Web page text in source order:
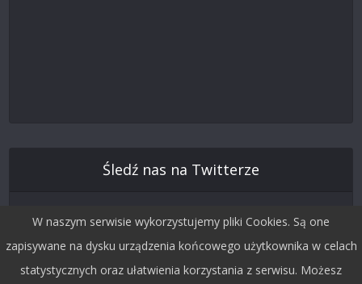
Śledź nas na Twitterze
W naszym serwisie wykorzystujemy pliki Cookies. Są one
zapisywane na dysku urządzenia końcowego użytkownika w celach
statystycznych oraz ułatwienia korzystania z serwisu. Możesz